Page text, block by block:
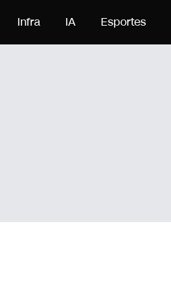
Infra IA Esportes